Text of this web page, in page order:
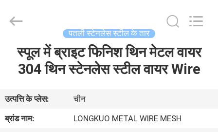
वीडियो
Enterprise
Management
Reserved.
पतली स्टेनलेस स्टील के तार
स्पूल में ब्राइट फिनिश थिन मेटल वायर
304 थिन स्टेनलेस स्टील वायर Wire
उत्पत्ति के प्लेस:
चीन
ब्रांड नाम:
LONGKUO METAL WIRE MESH